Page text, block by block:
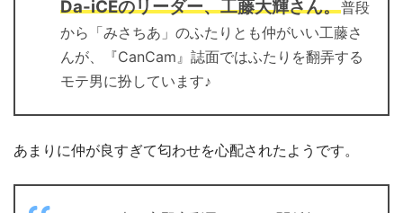
Da-iCEのリーダー、工藤大輝さん。普段
から「みさちあ」のふたりとも仲がいい工藤さ
んが、『CanCam』誌面ではふたりを翻弄する
モテ男に扮しています♪
あまりに仲が良すぎて匂わせを心配されたようです。